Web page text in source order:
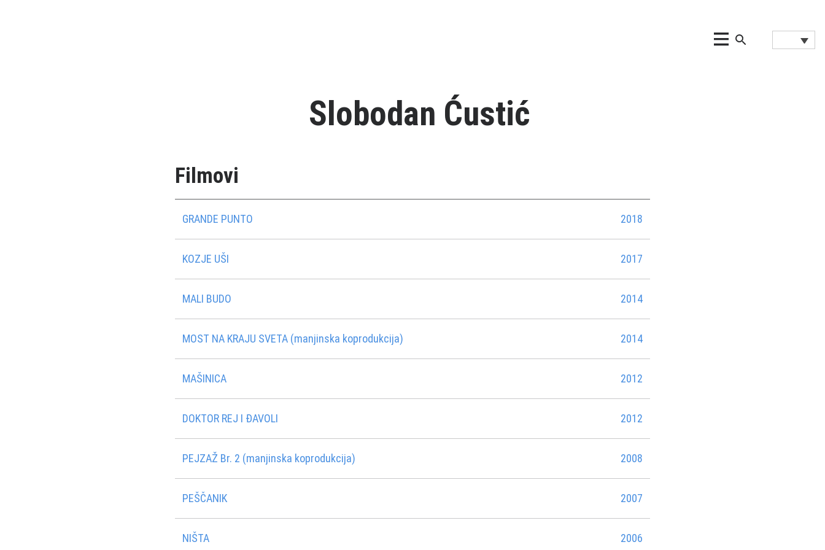
Slobodan Ćustić
Filmovi
GRANDE PUNTO 2018
KOZJE UŠI 2017
MALI BUDO 2014
MOST NA KRAJU SVETA (manjinska koprodukcija) 2014
MAŠINICA 2012
DOKTOR REJ I ĐAVOLI 2012
PEJZAŽ Br. 2 (manjinska koprodukcija) 2008
PEŠČANIK 2007
NIŠTA 2006